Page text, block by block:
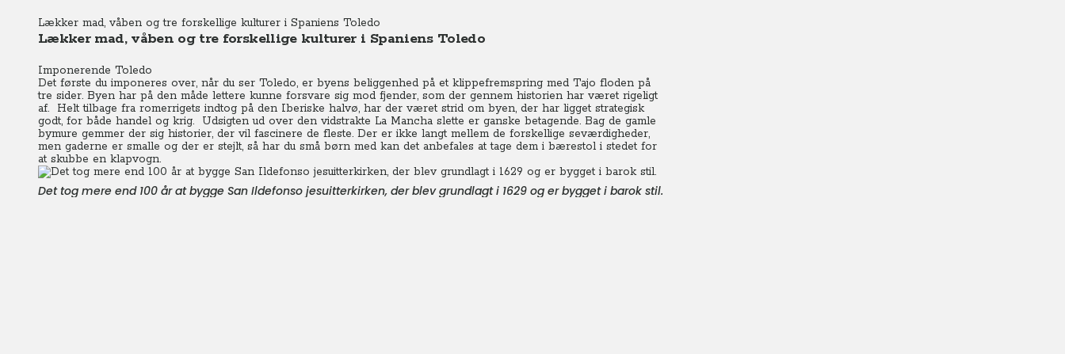
Lækker mad, våben og tre forskellige kulturer i Spaniens Toledo
Lækker mad, våben og tre forskellige kulturer i Spaniens Toledo
Imponerende Toledo
Det første du imponeres over, når du ser Toledo, er byens beliggenhed på et klippefremspring med Tajo floden på
tre sider. Byen har på den måde lettere kunne forsvare sig mod fjender, som der gennem historien har været rigeligt
af. Helt tilbage fra romerrigets indtog på den Iberiske halvø, har der været strid om byen, der har ligget strategisk
godt, for både handel og krig. Udsigten ud over den vidstrakte La Mancha slette er ganske betagende. Bag de gamle
bymure gemmer der sig historier, der vil fascinere de fleste. Der er ikke langt mellem de forskellige seværdigheder,
men gaderne er smalle og der er stejlt, så har du små børn med kan det anbefales at tage dem i bærestol i stedet for
at skubbe en klapvogn.
Det tog mere end 100 år at bygge San Ildefonso jesuitterkirken, der blev grundlagt i 1629 og er bygget i barok stil.